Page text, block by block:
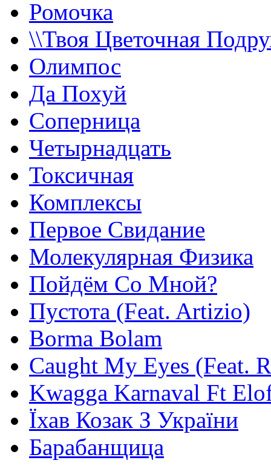
Ромочка
\\Твоя Цветочная
Олимпос
Да Похуй
Соперница
Четырнадцать
Токсичная
Комплексы
Первое Свидание
Молекулярная Физика
Пойдём Со Мной?
Пустота (Feat. Artizio)
Borma Bolam
Caught My Eyes (Feat.
Kwagga Karnaval Ft
Їхав Козак З України
Барабанщица